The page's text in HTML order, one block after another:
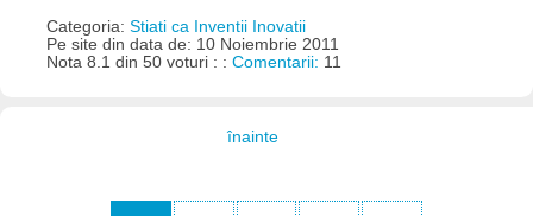
Categoria: Stiati ca Inventii Inovatii
Pe site din data de: 10 Noiembrie 2011
Nota 8.1 din 50 voturi : : Comentarii: 11
înainte